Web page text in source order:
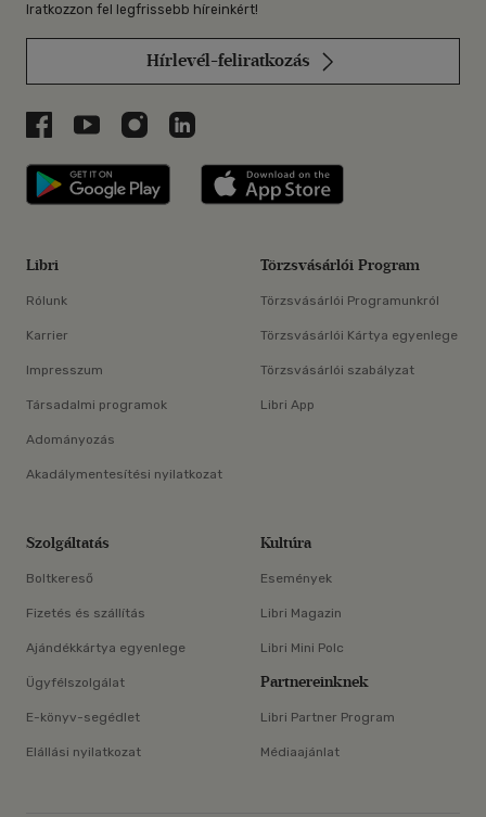
Iratkozzon fel legfrissebb híreinkért!
Hírlevél-feliratkozás
Libri a Facebookon
Libri a Youtube-on
Libri az Instagramon
Libri a LinkedInen
Libri applikáció Szerezd meg: Google
Libri
Rólunk
Karrier
Impresszum
Társadalmi programok
Adományozás
Akadálymentesítési nyilatkozat
Törzsvásárlói Program
Törzsvásárlói Programunkról
Törzsvásárlói Kártya egyenlege
Törzsvásárlói szabályzat
Libri App
Szolgáltatás
Boltkereső
Fizetés és szállítás
Ajándékkártya egyenlege
Ügyfélszolgálat
E-könyv-segédlet
Elállási nyilatkozat
Kultúra
Események
Libri Magazin
Libri Mini Polc
Partnereinknek
Libri Partner Program
Médiaajánlat